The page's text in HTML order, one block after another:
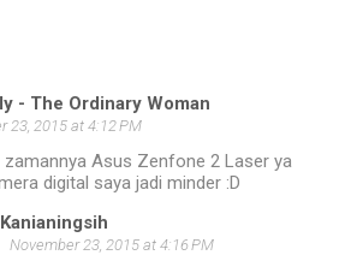
- The Ordinary Woman
23, 2015 at 4:12 PM
zamannya Asus Zenfone 2 Laser ya
digital saya jadi minder :D
Kanianingsih
November 23, 2015 at 4:16 PM